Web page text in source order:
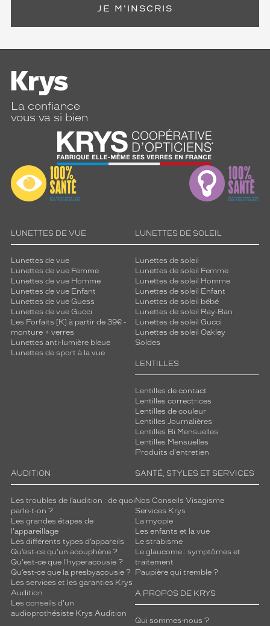
JE M'INSCRIS
La confiance
vous va si bien
LUNETTES DE VUE
Lunettes de vue
Lunettes de vue Femme
Lunettes de vue Homme
Lunettes de vue Enfant
Lunettes de vue Guess
Lunettes de vue Gucci
Les Forfaits [K] à partir de 39€ -
monture + verres
Lunettes anti-lumière bleue
Lunettes de sport à la vue
LUNETTES DE SOLEIL
Lunettes de soleil
Lunettes de soleil Femme
Lunettes de soleil Homme
Lunettes de soleil Enfant
Lunettes de soleil bébé
Lunettes de soleil Ray-Ban
Lunettes de soleil Gucci
Lunettes de soleil Oakley
Soldes
LENTILLES
Lentilles de contact
Lentilles correctrices
Lentilles de couleur
Lentilles Journalières
Lentilles Bi Mensuelles
Lentilles Mensuelles
Produits d'entretien
AUDITION
Les troubles de l’audition : de quoi
parle-t-on ?
Les grandes étapes de
l'appareillage
Les différents types d’appareils
Qu’est-ce qu'un acouphène ?
Qu'est-ce que l'hyperacousie ?
Qu’est-ce que la presbyacousie ?
Les services et les garanties Krys
Audition
Les conseils d'un
audioprothésiste Krys Audition
SANTÉ, STYLES ET SERVICES
Nos Conseils Visagisme
Services Krys
La myopie
Les enfants et la vue
Le strabisme
Le glaucome : symptômes et
traitement
Paupière qui tremble ?
A PROPOS DE KRYS
Qui sommes-nous ?